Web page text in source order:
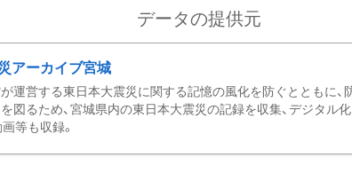
データの提供元
アーカイブ宮城
運営する東日本大震災に関する記憶の風化を防ぐとともに、
図るため、宮城県内の東日本大震災の記録を収集、デジタル
等も収録。